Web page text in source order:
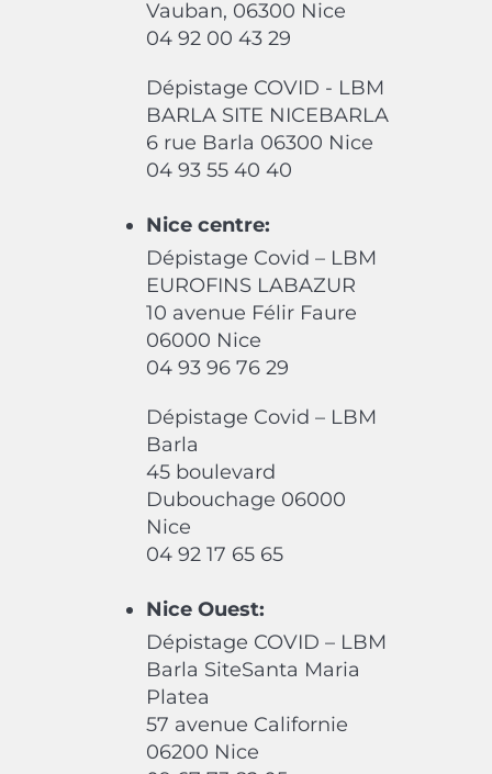
Vauban, 06300 Nice
04 92 00 43 29
Dépistage COVID - LBM
BARLA SITE NICEBARLA
6 rue Barla 06300 Nice
04 93 55 40 40
Nice centre:
Dépistage Covid – LBM
EUROFINS LABAZUR
10 avenue Félir Faure
06000 Nice
04 93 96 76 29
Dépistage Covid – LBM
Barla
45 boulevard
Dubouchage 06000
Nice
04 92 17 65 65
Nice Ouest:
Dépistage COVID – LBM
Barla SiteSanta Maria
Platea
57 avenue Californie
06200 Nice